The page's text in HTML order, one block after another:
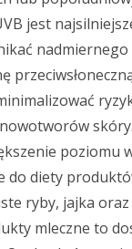
jest
poziomu
do diety
ryby, jajka oraz
mleczne to